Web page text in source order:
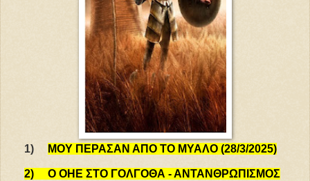
1) ΜΟΥ ΠΕΡΑΣΑΝ ΑΠΟ ΤΟ ΜΥΑΛΟ (28/3/2025)
2)
Ο ΟΗΕ ΣΤΟ ΓΟΛΓΟΘΑ - ΑΝΤΑΝΘΡΩΠΙΣΜΟΣ